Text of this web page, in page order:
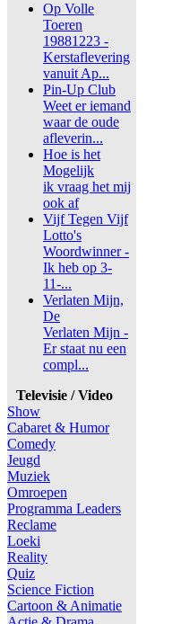
Op Volle
Toeren
19881223 -
Kerstaflevering
vanuit Ap...
Pin-Up Club
Weet er iemand
waar de oude
afleverin...
Hoe is het
Mogelijk
ik vraag het mij
ook af
Vijf Tegen Vijf
Lotto's
Woordwinner -
Ik heb op 3-
11-...
Verlaten Mijn,
De
Verlaten Mijn -
Er staat nu een
compl...
Televisie / Video
Show
Cabaret & Humor
Comedy
Jeugd
Muziek
Omroepen
Programma Leaders
Reclame
Loeki
Reality
Quiz
Science Fiction
Cartoon & Animatie